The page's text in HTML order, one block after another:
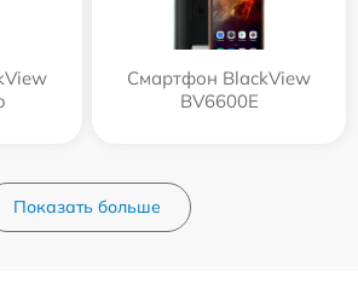
Смартфон BlackView
BV6600E
Показать больше